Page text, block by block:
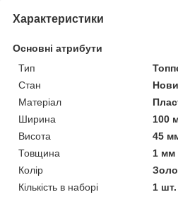
Характеристики
Основні атрибути
Тип
Стан
Матеріал
Ширина
100
Висота
45
Товщина
1 мм
Колір
Кількість в наборі
1 шт.